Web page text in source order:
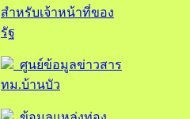
สำหรับเจ้าหน้าที่ของ
รัฐ
ศูนย์ข้อมูลข่าวสาร
ทม.บ้านบัว